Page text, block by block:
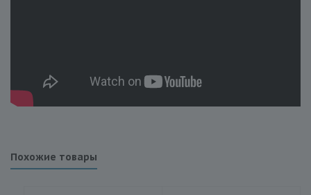
Похожие товары